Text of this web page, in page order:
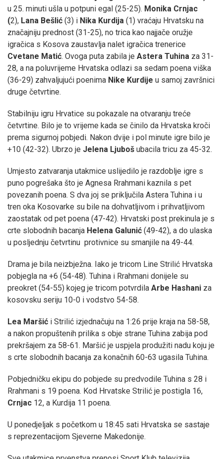
u 25. minuti ušla u potpuni egal (25-25). Monika Crnjac
(2), Lana Bešlić (3) i Nika Kurdija (1) vraćaju Hrvatsku na
značajniju prednost (31-25), no trica kao najjače oružje
igračica s Kosova zaustavlja nalet igračica trenerice
Cvetane Matić. Ovoga puta zabila je Astera Tuhina za 31-
28, a na poluvrijeme Hrvatska odlazi sa sedam poena viška
(36-29) zahvaljujući poenima Nike Kurdije u samoj završnici
druge četvrtine.
Stabilniju igru Hrvatice su pokazale na otvaranju treće
četvrtine. Bilo je to vrijeme kada se činilo da Hrvatska kroči
prema sigurnoj pobjedi. Nakon dvije i pol minute igre bilo je
+10 (42-32). Ubrzo je Jelena Ljuboš ubacila tricu za 45-32.
Umjesto zatvaranja utakmice uslijedilo je razdoblje igre s
puno pogrešaka što je Agnesa Rrahmani kaznila s pet
povezanih poena. S dva joj se priključila Astera Tuhina i u
tren oka Kosovarke su bile na dohvatljivom i prihvatljivom
zaostatak od pet poena (47-42). Hrvatski post prekinula je s
crte slobodnih bacanja Helena Galunić (49-42), a do ulaska
u posljednju četvrtinu protivnice su smanjile na 49-44.
Drama je bila neizbježna. Iako je tricom Line Strilić Hrvatska
pobjegla na +6 (54-48). Tuhina i Rrahmani donijele su
preokret (54-55) kojeg je tricom potvrdila Arbe Hashani za
kosovsku seriju 10-0 i vodstvo 54-58.
Lea Maršić i Strilić izjednačuju na 1:26 prije kraja na 58-58,
a nakon propuštenih prilika s obje strane Tuhina zabija pod
prekršajem za 58-61. Maršić je uspjela produžiti nadu koju je
s crte slobodnih bacanja za konačnih 60-63 ugasila Tuhina.
Pobjedničku ekipu do pobjede su predvodile Tuhina s 28 i
Rrahmani s 19 poena. Kod Hrvatske Strilić je postigla 16,
Crnjac 12, a Kurdija 11 poena.
U ponedjeljak s početkom u 18:45 sati Hrvatska se sastaje
s reprezentacijom Sjeverne Makedonije.